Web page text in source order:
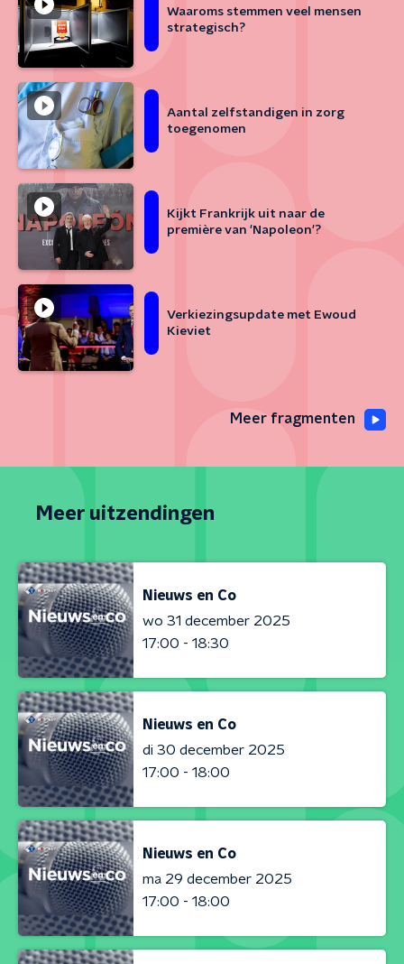
Waaroms stemmen veel mensen
strategisch?
Aantal zelfstandigen in zorg
toegenomen
Kijkt Frankrijk uit naar de
première van 'Napoleon'?
Verkiezingsupdate met Ewoud
Kieviet
Meer fragmenten
Meer uitzendingen
Nieuws en Co
wo 31 december 2025
17:00 - 18:30
Nieuws en Co
di 30 december 2025
17:00 - 18:00
Nieuws en Co
ma 29 december 2025
17:00 - 18:00